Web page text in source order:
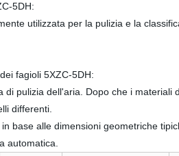
5DH:
utilizzata per la pulizia e la
fagioli 5XZC-5DH:
pulizia dell'aria. Dopo che i
differenti.
base alle dimensioni geometriche
automatica.